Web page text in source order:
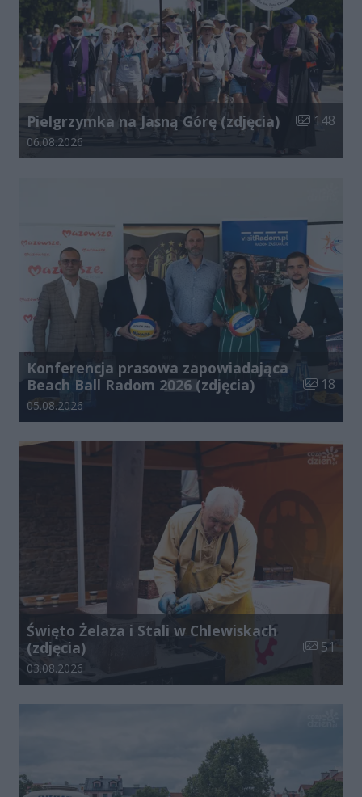
Pielgrzymka na Jasną Górę (zdjęcia) Liczba
148
Data dodania galerii:
06.08.2026
Konferencja prasowa zapowiadająca
Beach Ball Radom 2026 (zdjęcia)
Liczba
18
Data dodania galerii:
05.08.2026
Święto Żelaza i Stali w Chlewiskach
(zdjęcia)
Liczba
51
Data dodania galerii:
03.08.2026